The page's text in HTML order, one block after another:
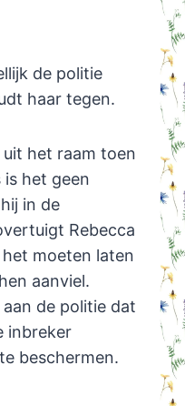
de politie
haar tegen.
het raam toen
is het geen
in de
Rebecca
moeten laten
aanviel.
de politie dat
inbreker
beschermen.